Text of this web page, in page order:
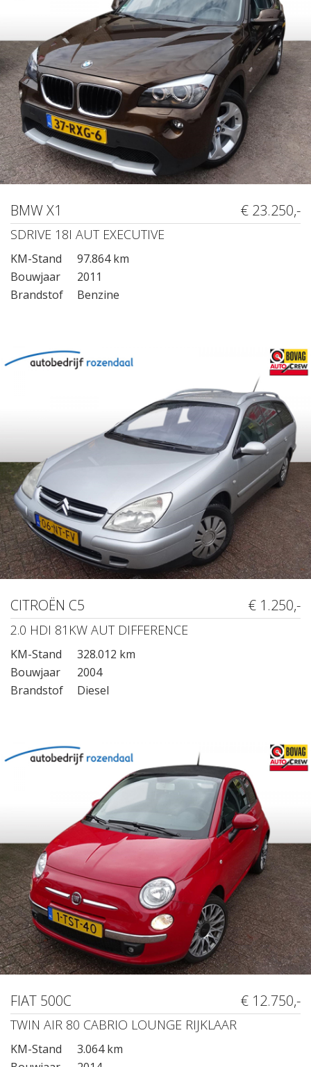
BMW X1 € 23.250,-
SDRIVE 18I AUT EXECUTIVE
KM-Stand
97.864 km
Bouwjaar
2011
Brandstof
Benzine
CITROËN C5 € 1.250,-
2.0 HDI 81KW AUT DIFFERENCE
KM-Stand
328.012 km
Bouwjaar
2004
Brandstof
Diesel
FIAT 500C € 12.750,-
TWIN AIR 80 CABRIO LOUNGE RIJKLAAR
KM-Stand
3.064 km